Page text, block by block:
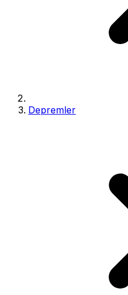
Depremler